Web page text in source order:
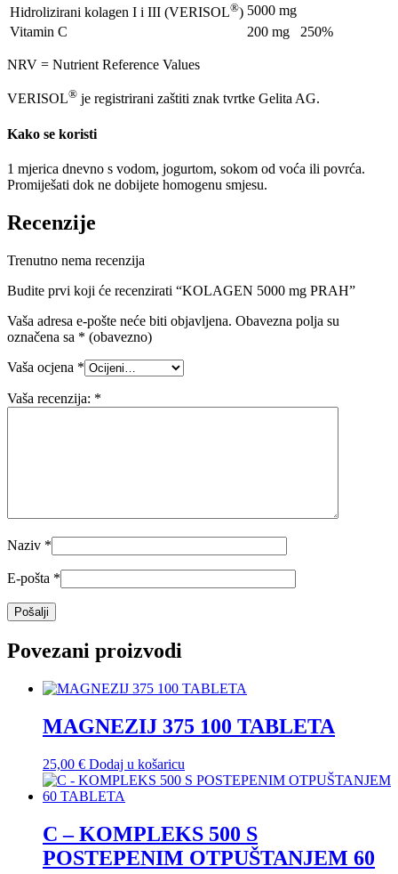
Hidrolizirani kolagen I i III (VERISOL®) 5000 mg
Vitamin C
200 mg 250%
NRV = Nutrient Reference Values
VERISOL® je registrirani zaštiti znak tvrtke Gelita AG.
Kako se koristi
1 mjerica dnevno s vodom, jogurtom, sokom od voća ili povrća.
Promiješati dok ne dobijete homogenu smjesu.
Recenzije
Trenutno nema recenzija
Budite prvi koji će recenzirati “KOLAGEN 5000 mg PRAH”
Vaša adresa e-pošte neće biti objavljena. Obavezna polja su
označena sa * (obavezno)
Vaša ocjena *
Vaša recenzija: *
Naziv *
E-pošta *
Povezani proizvodi
MAGNEZIJ 375 100 TABLETA
25,00 € Dodaj u košaricu
C – KOMPLEKS 500 S
POSTEPENIM OTPUŠTANJEM 60